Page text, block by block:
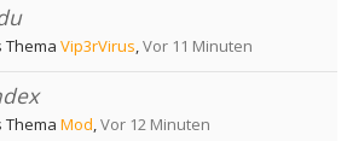
Thema Vip3rVirus,Vor 11 Minuten
Thema Mod,Vor 12 Minuten